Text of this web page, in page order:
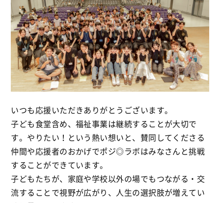
いつも応援いただきありがとうございます。
子ども食堂含め、福祉事業は継続することが大切で
す。やりたい！という熱い想いと、賛同してくださる
仲間や応援者のおかげでポジ◎ラボはみなさんと挑戦
することができています。
子どもたちが、家庭や学校以外の場でもつながる・交
流することで視野が広がり、人生の選択肢が増えてい